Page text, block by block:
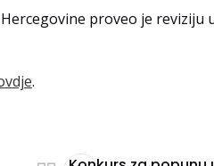
proveo je reviziju
.